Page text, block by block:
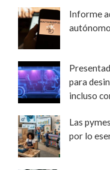
Informe
para
incluso
Las
por lo